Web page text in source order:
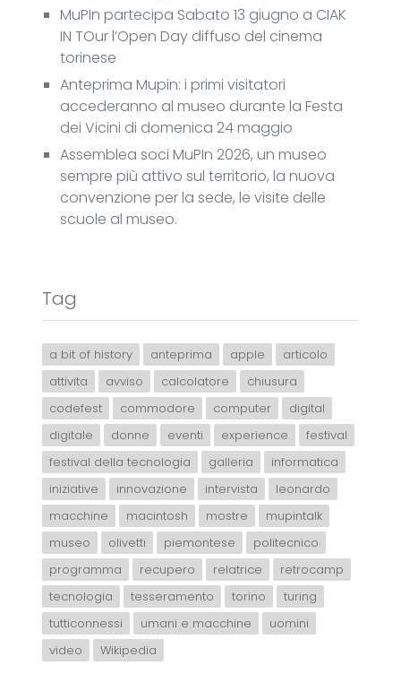
MuPIn partecipa Sabato 13 giugno a CIAK
IN TOur l’Open Day diffuso del cinema
torinese
Anteprima Mupin: i primi visitatori
accederanno al museo durante la Festa
dei Vicini di domenica 24 maggio
Assemblea soci MuPIn 2026, un museo
sempre più attivo sul territorio, la nuova
convenzione per la sede, le visite delle
scuole al museo.
Tag
a bit of history anteprima apple
articolo
attivita
avviso calcolatore
chiusura
codefest
commodore computer
digital
digitale
donne eventi experience
festival
festival della tecnologia
galleria
informatica
iniziative
innovazione intervista
leonardo
macchine
macintosh mostre
mupintalk
museo
olivetti piemontese
politecnico
programma
recupero relatrice
retrocamp
tecnologia
tesseramento torino
turing
tutticonnessi
umani e macchine
uomini
video
Wikipedia